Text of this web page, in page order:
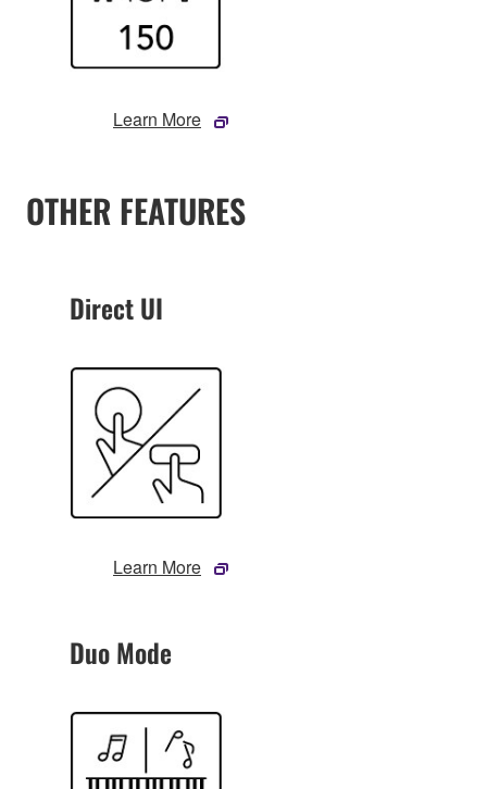
Learn More
OTHER FEATURES
Direct UI
Learn More
Duo Mode